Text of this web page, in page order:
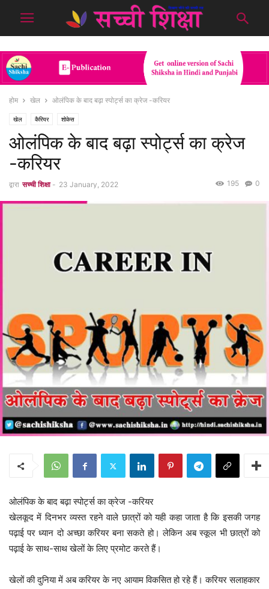
होम खेल ओलंपिक के बाद बढ़ा स्पोर्ट्स का क्रेज -करियर
खेल कैरियर शोकेस
ओलंपिक के बाद बढ़ा स्पोर्ट्स का क्रेज
-करियर
द्वारा सच्ची शिक्षा - 23 January, 2022 0
195
ओलंपिक के बाद बढ़ा स्पोर्ट्स का क्रेज -करियर
खेलकूद में दिनभर व्यस्त रहने वाले छात्रों को यही कहा जाता है कि इसकी जगह
पढ़ाई पर ध्यान दो अच्छा करियर बना सकते हो। लेकिन अब स्कूल भी छात्रों को
पढ़ाई के साथ-साथ खेलों के लिए प्रमोट करते हैं।
खेलों की दुनिया में अब करियर के नए आयाम विकसित हो रहे हैं। करियर सलाहकार